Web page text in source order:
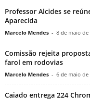
Professor Alcides se
Aparecida
Marcelo Mendes - 8 de maio de
Comissão rejeita
farol em rodovias
Marcelo Mendes - 6 de maio de
Caiado entrega 224